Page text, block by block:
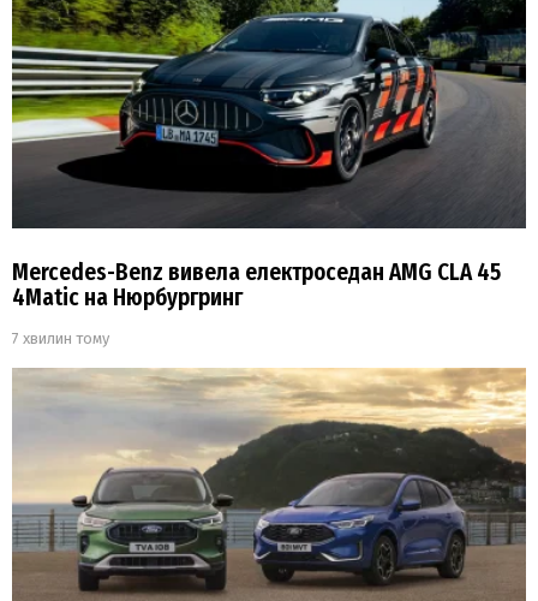
Mercedes-Benz вивела електроседан AMG CLA 45
4Matic на Нюрбургринг
7 хвилин тому